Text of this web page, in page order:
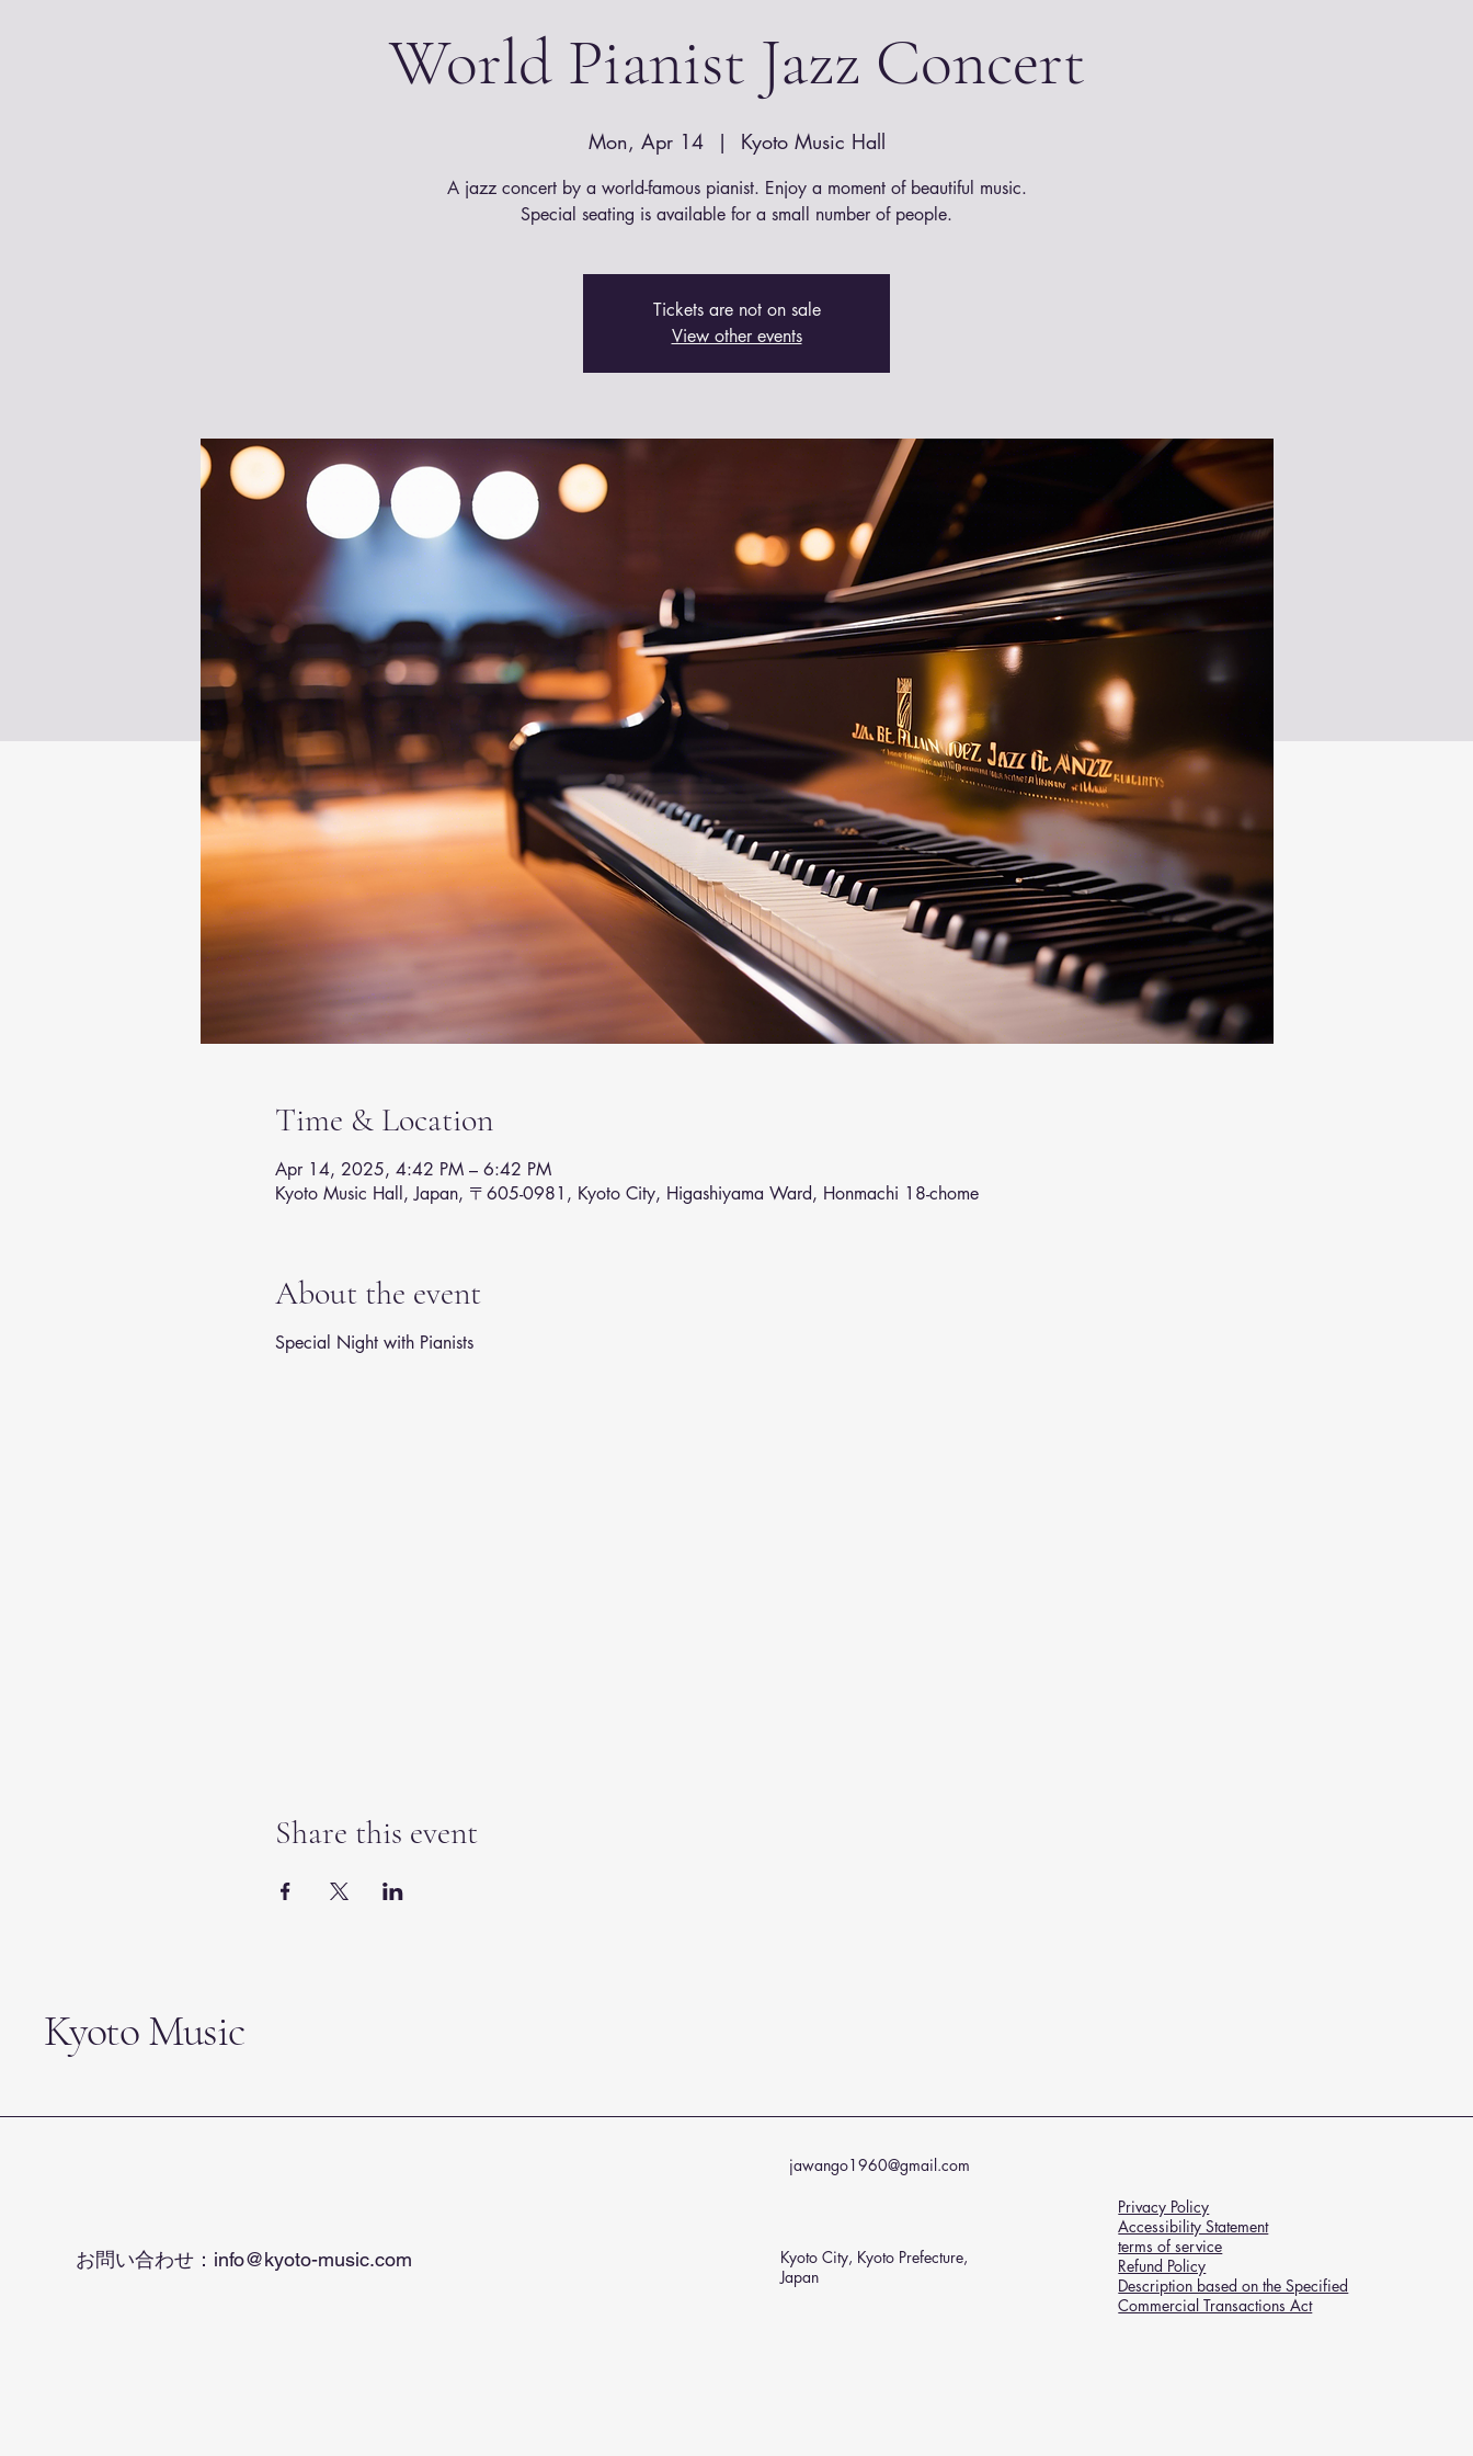
World Pianist Jazz Concert
Mon, Apr 14
  |
Kyoto Music Hall
A jazz concert by a world-famous pianist. Enjoy a moment of beautiful music.
Special seating is available for a small number of people.
Tickets are not on sale
View other events
Time & Location
Apr 14, 2025, 4:42 PM – 6:42 PM
Kyoto Music Hall, Japan, 〒605-0981, Kyoto City, Higashiyama Ward, Honmachi 18-chome
About the event
Special Night with Pianists
Share this event
Kyoto Music
お問い合わせ： info@kyoto-music.com
jawango1960@gmail.com
Kyoto City, Kyoto Prefecture,
Japan
Privacy Policy
Accessibility Statement
terms of service
Refund Policy
Description based on the Specified
Commercial Transactions Act